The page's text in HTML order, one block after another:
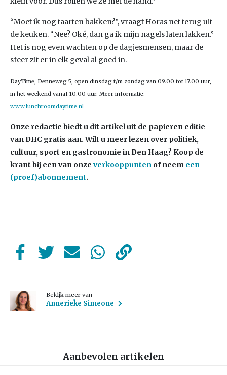
“Moet ik nog taarten bakken?”, vraagt Horas net terug uit
de keuken. “Nee? Oké, dan ga ik mijn nagels laten lakken.”
Het is nog even wachten op de dagjesmensen, maar de
sfeer zit er in elk geval al goed in.
DayTime, Denneweg 5, open dinsdag t/m zondag van 09.00 tot 17.00 uur,
in het weekend vanaf 10.00 uur. Meer informatie:
www.lunchroomdaytime.nl
Onze redactie biedt u dit artikel uit de papieren editie
van DHC gratis aan. Wilt u meer lezen over politiek,
cultuur, sport en gastronomie in Den Haag? Koop de
krant bij een van onze verkooppunten of neem een
(proef)abonnement.
Bekijk meer van
Annerieke Simeone
Aanbevolen artikelen